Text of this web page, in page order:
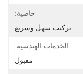
خاصية:
تركيب سهل وسريع
الخدمات الهندسية:
مقبول